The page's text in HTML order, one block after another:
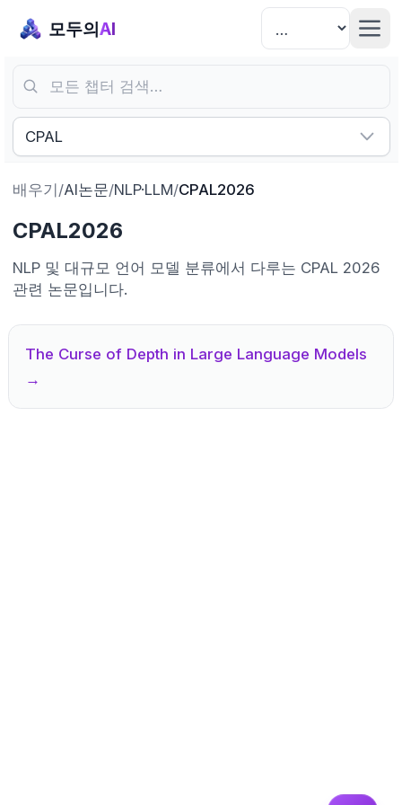
모두의AI
모든 챕터 검색…
CPAL
배우기 /AI논문/NLP·LLM/CPAL2026
CPAL2026
NLP 및 대규모 언어 모델 분류에서 다루는 CPAL 2026
관련 논문입니다.
The Curse of Depth in Large Language Models
→